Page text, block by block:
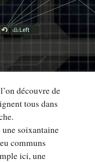
découvre de
tous dans
soixantaine
communs
ici, une